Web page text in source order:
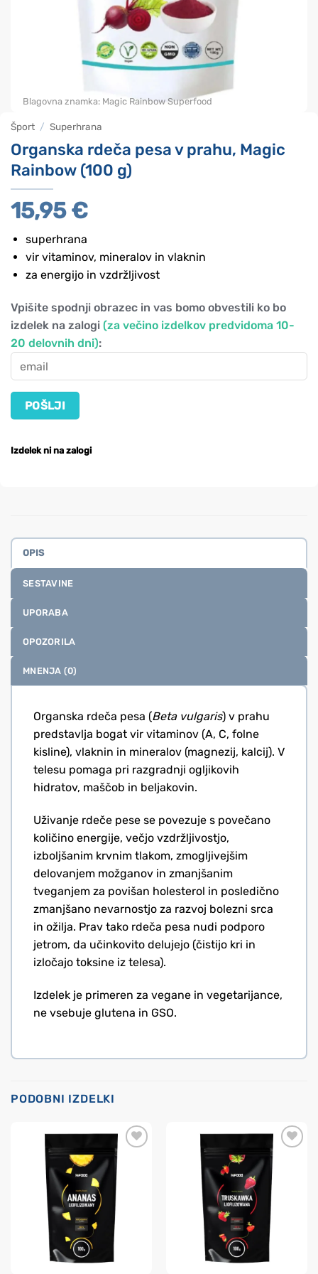
Šport / Superhrana
Organska rdeča pesa v prahu, Magic
Rainbow (100 g)
15,95€
superhrana
vir vitaminov, mineralov in vlaknin
za energijo in vzdržljivost
Vpišite spodnji obrazec in vas bomo obvestili ko bo
izdelek na zalogi (za večino izdelkov predvidoma 10-
20 delovnih dni):
Izdelek ni na zalogi
Blagovna znamka: Magic Rainbow Superfood
OPIS
SESTAVINE
UPORABA
OPOZORILA
MNENJA (0)
Organska rdeča pesa (Beta vulgaris) v prahu
predstavlja bogat vir vitaminov (A, C, folne
kisline), vlaknin in mineralov (magnezij, kalcij). V
telesu pomaga pri razgradnji ogljikovih
hidratov, maščob in beljakovin.
Uživanje rdeče pese se povezuje s povečano
količino energije, večjo vzdržljivostjo,
izboljšanim krvnim tlakom, zmogljivejšim
delovanjem možganov in zmanjšanim
tveganjem za povišan holesterol in posledično
zmanjšano nevarnostjo za razvoj bolezni srca
in ožilja. Prav tako rdeča pesa nudi podporo
jetrom, da učinkovito delujejo (čistijo kri in
izločajo toksine iz telesa).
Izdelek je primeren za vegane in vegetarijance,
ne vsebuje glutena in GSO.
PODOBNI IZDELKI